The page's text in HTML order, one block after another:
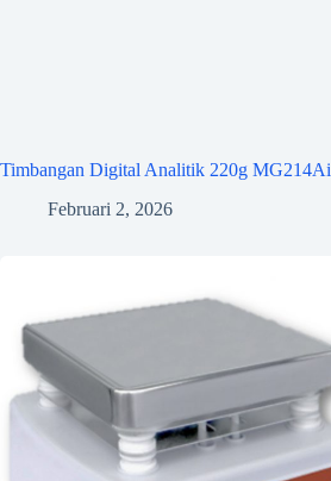
Timbangan Digital Analitik 220g MG214Ai
Februari 2, 2026